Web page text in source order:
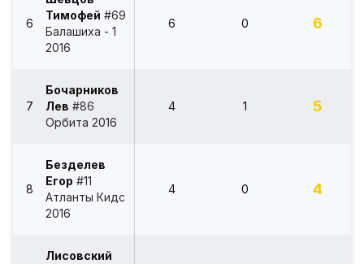
6
Тимофей #69
Балашиха - 1
2016
6 0 6
7
Бочарников
Лев #86
Орбита 2016
4 1 5
8
Безделев
Егор #11
Атланты Кидс
2016
4 0 4
Лисовский